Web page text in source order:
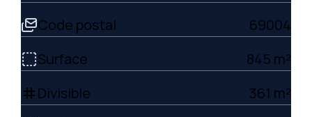
Code postal
69004
Surface
845 m²
tag Divisible
361 m²